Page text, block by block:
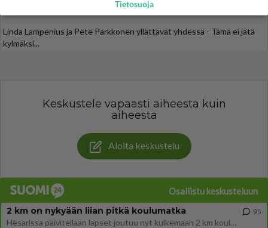
Tiesitkö? Martina Aitolehden isäpuoli on tämä suosittu laulaja
Linda Lampenius ja Pete Parkkonen yllättävät yhdessä - Tämä ei jätä
kylmäksi...
Keskustele vapaasti aiheesta kuin
aiheesta
Aloita keskustelu
Osallistu keskusteluun
2 km on nykyään liian pitkä koulumatka
Hesarissa päivitellään lapset joutuu nyt kulkemaan 2 km kouluun jösses. Ruostefillarilla tuo matka menee vaikka miten äk
95
Tietosuoja